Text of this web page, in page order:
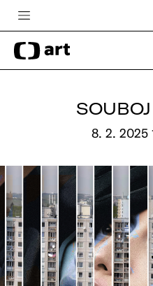
Česká televize
Zpravodajství
Pro děti
edu
Vše o ČT
8. 2. 2025